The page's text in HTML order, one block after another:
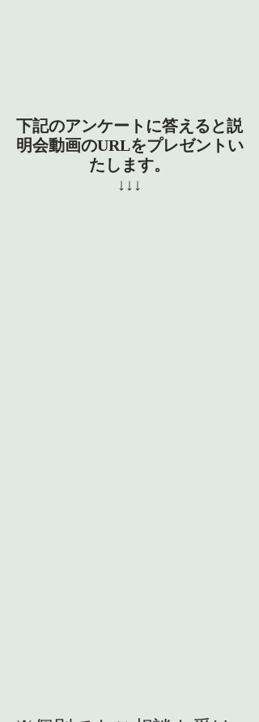
下記のアンケートに答えると説
明会動画のURLをプレゼントい
たします。
↓↓↓